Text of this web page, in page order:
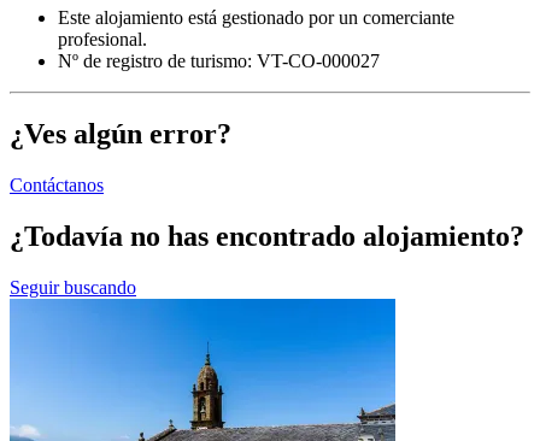
Este alojamiento está gestionado por un comerciante
profesional.
Nº de registro de turismo: VT-CO-000027
¿Ves algún error?
Contáctanos
¿Todavía no has encontrado alojamiento?
Seguir buscando